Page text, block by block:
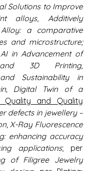
Solutions to Improve
alloys, Additively
a comparative
and microstructure;
in Advancement of
3D Printing,
Sustainability in
Digital Twin of a
Quality and Quality
defects in jewellery –
, X-Ray Fluorescence
enhancing accuracy
applications; per
of Filigree Jewelry